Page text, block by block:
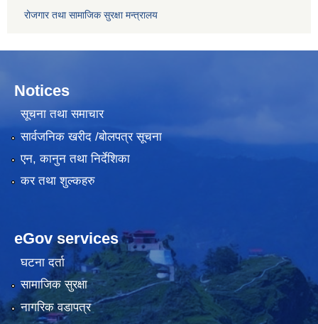
रोजगार तथा सामाजिक सुरक्षा मन्त्रालय
Notices
सूचना तथा समाचार
सार्वजनिक खरीद /बोलपत्र सूचना
एन, कानुन तथा निर्देशिका
कर तथा शुल्कहरु
eGov services
घटना दर्ता
सामाजिक सुरक्षा
नागरिक वडापत्र